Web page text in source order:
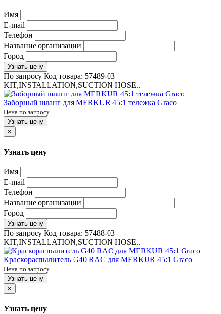
Имя
E-mail
Телефон
Название организации
Город
Узнать цену
По запросу Код товара: 57489-03
KIT,INSTALLATION,SUCTION HOSE..
Заборный шланг для MERKUR 45:1 тележка Graco
Цена по запросу
Узнать цену
×
Узнать цену
Имя
E-mail
Телефон
Название организации
Город
Узнать цену
По запросу Код товара: 57488-03
KIT,INSTALLATION,SUCTION HOSE..
Краскораспылитель G40 RAC для MERKUR 45:1 Graco
Цена по запросу
Узнать цену
×
Узнать цену